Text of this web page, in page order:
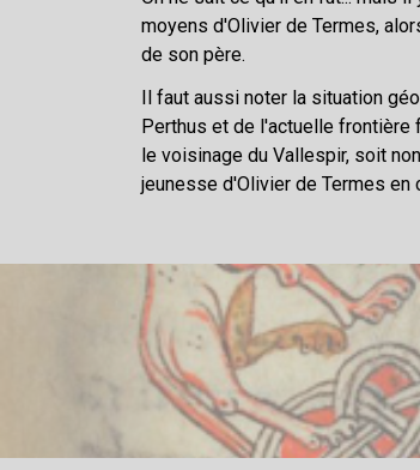
moyens d'Olivier de Termes,
de son père.
Il faut aussi noter la situation
Perthus et de l'actuelle frontière
le voisinage du Vallespir, soit
jeunesse d'Olivier de Termes en